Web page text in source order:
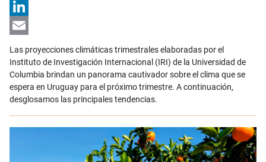
X
LinkedIn
Las proyecciones climáticas trimestrales elaboradas por el
Instituto de Investigación Internacional (IRI) de la Universidad de
Columbia brindan un panorama cautivador sobre el clima que se
espera en Uruguay para el próximo trimestre. A continuación,
desglosamos las principales tendencias.